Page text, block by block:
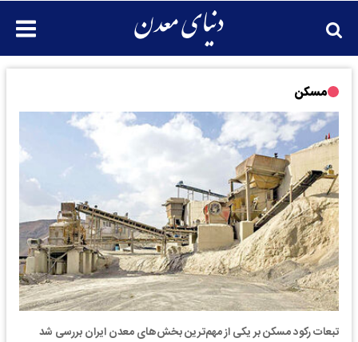
مسکن
تبعات رکود مسکن بر یکی از مهم‌ترین بخش‌های معدن ایران بررسی شد